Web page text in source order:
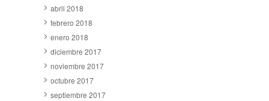
abril 2018
febrero 2018
enero 2018
diciembre 2017
noviembre 2017
octubre 2017
septiembre 2017